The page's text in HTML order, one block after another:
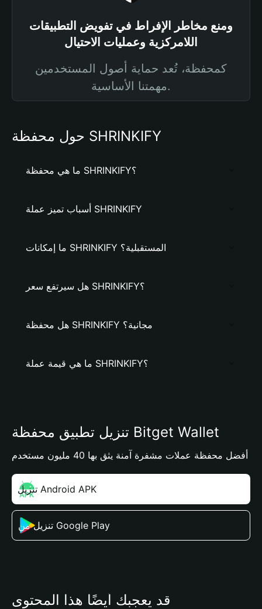
ومنع مخاطر الإفراط في تفويض التطبيقات
اللامركزية وعمليات الاحتيال
كمحفظة، تُعد حماية أصول المستخدمين
مهمتنا الأساسية.
حول محفظة SHRINKIFY
ما هي محفظة SHRINKIFY؟
أسباب تميز عملة SHRINKIFY
ما إمكانات SHRINKIFY المستقبلية؟
هل سيرتفع سعر SHRINKIFY؟
هل محفظة SHRINKIFY مجانية؟
ما هي قيمة عملة SHRINKIFY؟
تنزيل تطبيق محفظة Bitget Wallet
أفضل محفظة عملات مشفرة آمنة يثق بها 40 مليون مستخدم
تنزيل Android APK
تنزيل من Google Play
قد يعجبك أيضًا هذا المحتوى